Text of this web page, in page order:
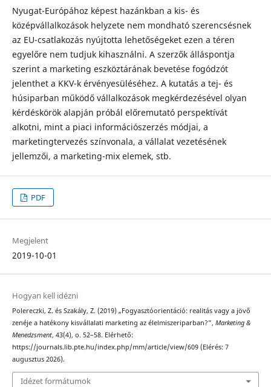
Nyugat-Európához képest hazánkban a kis- és
középvállalkozások helyzete nem mondható szerencsésnek
az EU-csatlakozás nyújtotta lehetőségeket ezen a téren
egyelőre nem tudjuk kihasználni. A szerzők álláspontja
szerint a marketing eszköztárának bevetése fogódzót
jelenthet a KKV-k érvényesüléséhez. A kutatás a tej- és
húsiparban működő vállalkozások megkérdezésével olyan
kérdéskörök alapján próbál előremutató perspektívát
alkotni, mint a piaci információszerzés módjai, a
marketingtervezés színvonala, a vállalat vezetésének
jellemzői, a marketing-mix elemek, stb.
PDF
Megjelent
2019-10-01
Hogyan kell idézni
Polereczki, Z. és Szakály, Z. (2019) „Fogyasztóorientáció: realitás vagy a jövő
zenéje a hatékony kisvállalati marketing az élelmiszeriparban?”, Marketing &
Menedzsment, 43(4), o. 52–58. Elérhető:
https://journals.lib.pte.hu/index.php/mm/article/view/609 (Elérés: 7
augusztus 2026).
Idézet formátumok